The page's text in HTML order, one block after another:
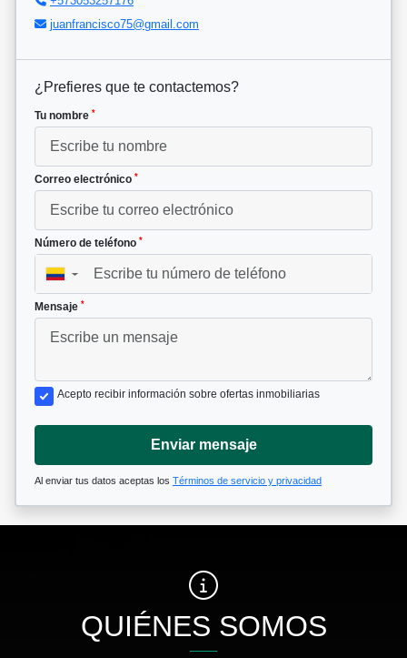
juanfrancisco75@gmail.com
¿Prefieres que te contactemos?
Tu nombre *
Correo electrónico *
Número de teléfono *
▼
Mensaje *
Acepto recibir información sobre ofertas inmobiliarias
Enviar mensaje
Al enviar tus datos aceptas los Términos de servicio y privacidad
QUIÉNES SOMOS